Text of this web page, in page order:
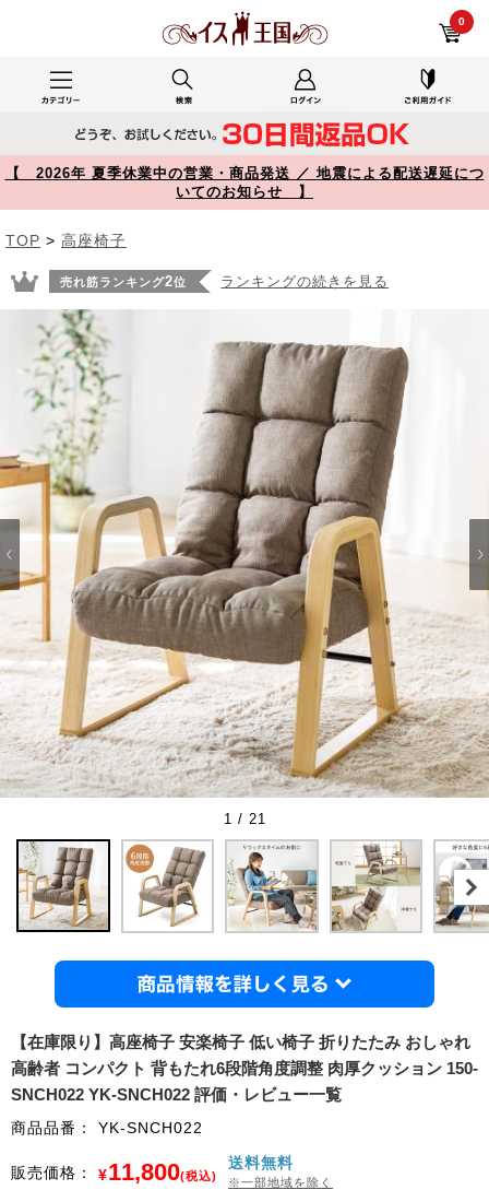
0
【 2026年 夏季休業中の営業・商品発送 ／ 地震による配送遅延につ
いてのお知らせ 】
TOP > 高座椅子
売れ筋ランキング2位 ランキングの続きを見る
1 / 21
【在庫限り】高座椅子 安楽椅子 低い椅子 折りたたみ おしゃれ
高齢者 コンパクト 背もたれ6段階角度調整 肉厚クッション 150-
SNCH022 YK-SNCH022 評価・レビュー一覧
商品品番： YK-SNCH022
販売価格： ¥11,800(税込)
送料無料
※一部地域を除く